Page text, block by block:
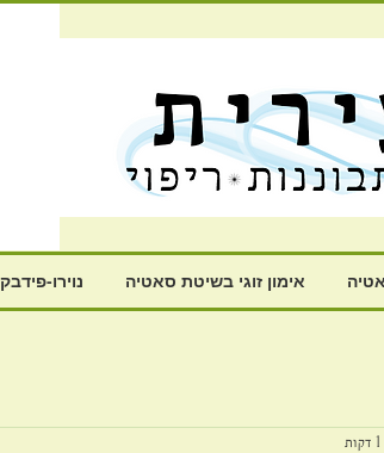
נוירו-פידבק אימון זוגי בשיטת סאטיה